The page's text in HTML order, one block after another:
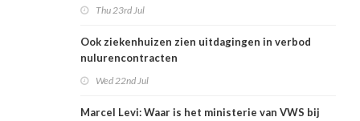
Thu 23rd Jul
Ook ziekenhuizen zien uitdagingen in verbod
nulurencontracten
Wed 22nd Jul
Marcel Levi: Waar is het ministerie van VWS bij